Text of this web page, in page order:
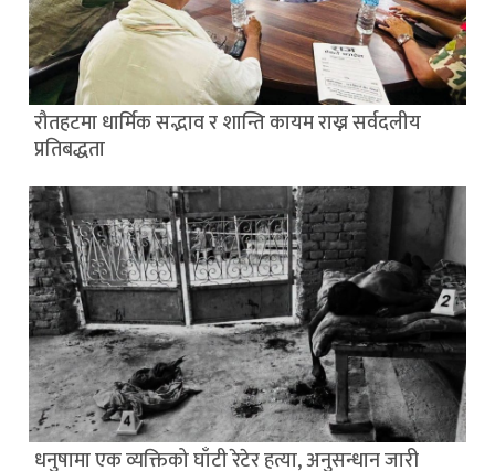
रौतहटमा धार्मिक सद्भाव र शान्ति कायम राख्न सर्वदलीय
प्रतिबद्धता
धनुषामा एक व्यक्तिको घाँटी रेटेर हत्या, अनुसन्धान जारी